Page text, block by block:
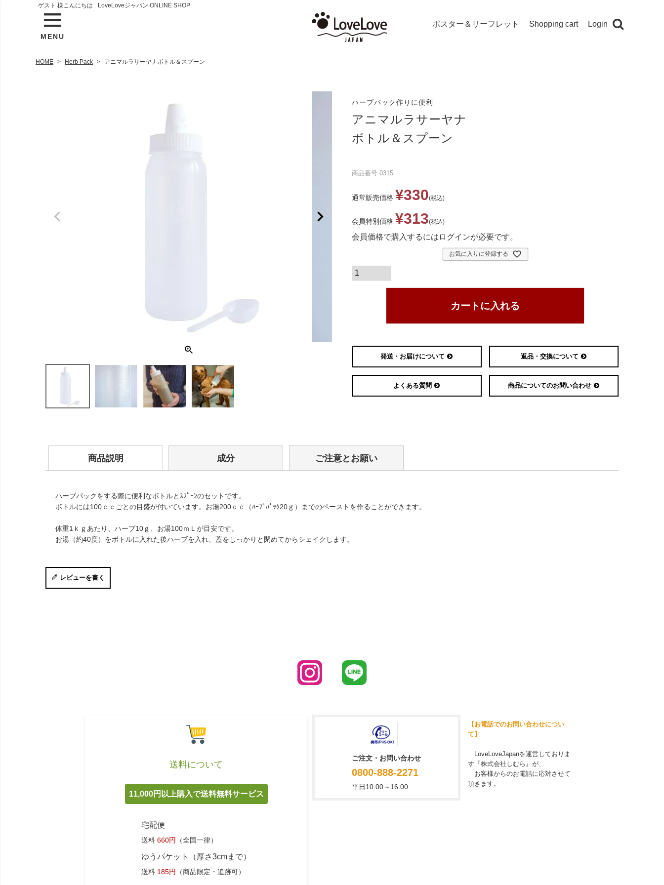
LoveLoveジャパン ONLINE SHOP
ゲスト 様こんにちは
MENU
Login
Shopping cart
ポスター＆リーフレット
HOME Herb Pack アニマルラサーヤナボトル＆スプーン
ハーブパック作りに便利
アニマルラサーヤナ
ボトル＆スプーン
商品番号 0315
通常販売価格 ¥330 税込
会員特別価格 ¥313 税込
会員価格で購入するにはログインが必要です。
お気に入りに登録する
カートに入れる
発送・お届けについて 返品・交換について
よくある質問 商品についてのお問い合わせ
商品説明 成分 ご注意とお願い
ハーブパックをする際に便利なボトルとｽﾌﾟｰﾝのセットです。
ボトルには100ｃｃごとの目盛が付いています。お湯200ｃｃ（ﾊｰﾌﾞﾊﾟｯｸ20ｇ）までのペーストを作ることができます。
体重1ｋｇあたり、ハーブ10ｇ、お湯100ｍＬが目安です。
お湯（約40度）をボトルに入れた後ハーブを入れ、蓋をしっかりと閉めてからシェイクします。
レビューを書く
送料について
11,000円以上購入で送料無料サービス
宅配便
送料 660円 （全国一律）
ゆうパケット（厚さ3cmまで）
送料 185円 （商品限定・追跡可）
ご注文・お問い合わせ
0800-888-2271
平日10:00～16:00
【お電話でのお問い合わせについ
て】
LoveLoveJapanを運営しておりま
す『株式会社しむら』が、
お客様からのお電話に応対させて
頂きます。